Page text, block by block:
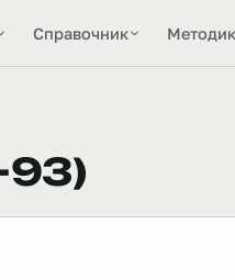
Справочник
93)